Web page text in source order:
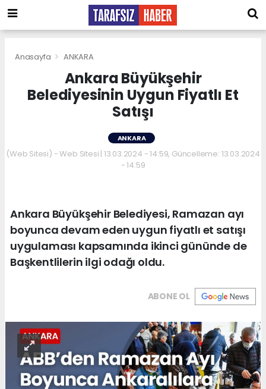
Anasayfa ANKARA
Ankara Büyükşehir
Belediyesinin Uygun Fiyatlı Et
Satışı
ANKARA
(Web Sitesi) - Web Sitesi | 13.03.2024 - 14:59, Güncelleme: 13.03.2024
- 14:59
Ankara Büyükşehir Belediyesi, Ramazan ayı
boyunca devam eden uygun fiyatlı et satışı
uygulaması kapsamında ikinci gününde de
Başkentlilerin ilgi odağı oldu.
ABONE OL